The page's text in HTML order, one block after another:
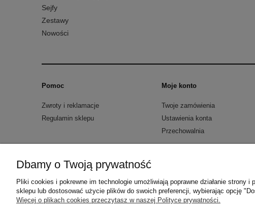
Sejfy
Zestawy
Nowości
Pomoc
Zwroty i reklamacje
Regulamin sklepu
Moje konto
Twoje zamówienia
Ustawienia konta
Przechowalnia
Dbamy o Twoją prywatność
Pliki cookies i pokrewne im technologie umożliwiają poprawne działanie
sklepu lub dostosować użycie plików do swoich preferencji, wybierając opcję
Więcej o plikach cookies przeczytasz w naszej Polityce prywatności.